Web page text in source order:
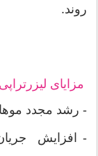
روند.
مزایای
- رشد مجدد موها